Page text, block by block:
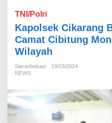
l
s
C
a
TNI/Polri
Kapolsek Cikarang
Camat Cibitung
Wilayah
Siaranbekasi
19/03/2024
NEWS